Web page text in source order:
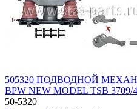
505320 ПОДВОДНОЙ
BPW NEW MODEL TSB 3709/
50-5320